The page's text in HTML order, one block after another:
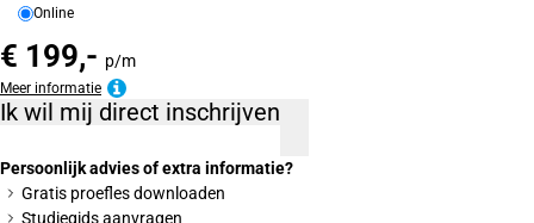
Online
€ 199,- p/m
Meer informatie
Ik wil mij direct inschrijven
Persoonlijk advies of extra informatie?
Gratis proefles downloaden
Studiegids aanvragen